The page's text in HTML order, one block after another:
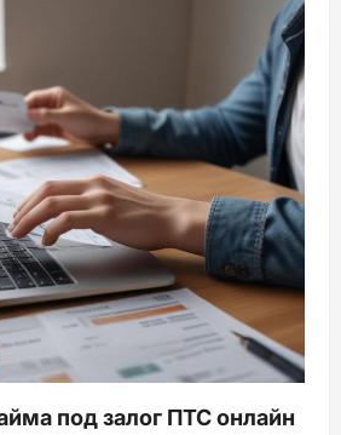
под залог ПТС онлайн